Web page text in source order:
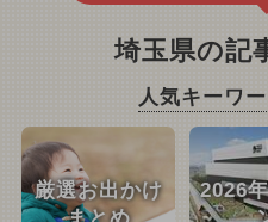
埼玉県の記
人気キーワ
厳選お出かけ
まとめ
2026